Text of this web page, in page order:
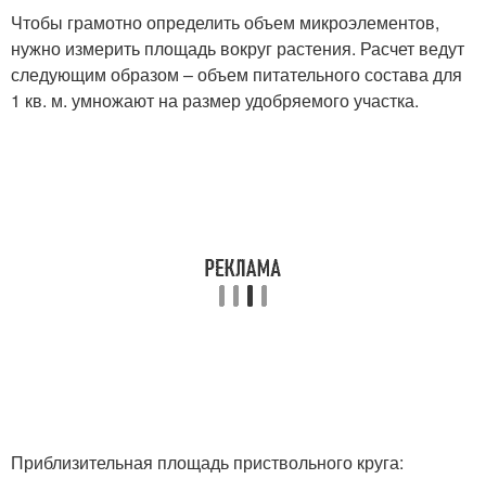
Чтобы грамотно определить объем микроэлементов,
нужно измерить площадь вокруг растения. Расчет ведут
следующим образом – объем питательного состава для
1 кв. м. умножают на размер удобряемого участка.
Приблизительная площадь приствольного круга: